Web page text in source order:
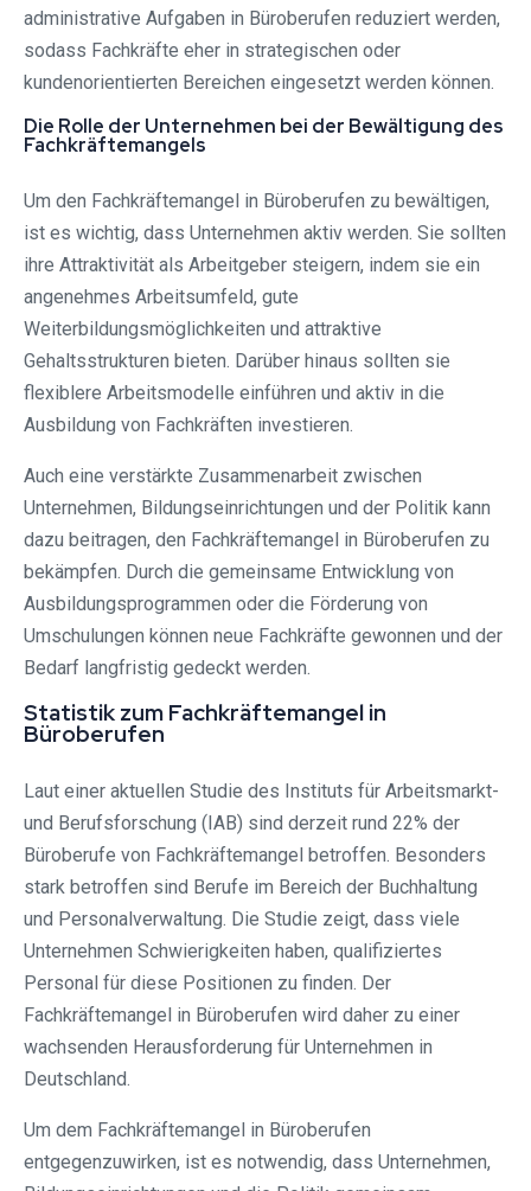
administrative Aufgaben in Büroberufen reduziert werden,
sodass Fachkräfte eher in strategischen oder
kundenorientierten Bereichen eingesetzt werden können.
Die Rolle der Unternehmen bei der Bewältigung des
Fachkräftemangels
Um den Fachkräftemangel in Büroberufen zu bewältigen,
ist es wichtig, dass Unternehmen aktiv werden. Sie sollten
ihre Attraktivität als Arbeitgeber steigern, indem sie ein
angenehmes Arbeitsumfeld, gute
Weiterbildungsmöglichkeiten und attraktive
Gehaltsstrukturen bieten. Darüber hinaus sollten sie
flexiblere Arbeitsmodelle einführen und aktiv in die
Ausbildung von Fachkräften investieren.
Auch eine verstärkte Zusammenarbeit zwischen
Unternehmen, Bildungseinrichtungen und der Politik kann
dazu beitragen, den Fachkräftemangel in Büroberufen zu
bekämpfen. Durch die gemeinsame Entwicklung von
Ausbildungsprogrammen oder die Förderung von
Umschulungen können neue Fachkräfte gewonnen und der
Bedarf langfristig gedeckt werden.
Statistik zum Fachkräftemangel in
Büroberufen
Laut einer aktuellen Studie des Instituts für Arbeitsmarkt-
und Berufsforschung (IAB) sind derzeit rund 22% der
Büroberufe von Fachkräftemangel betroffen. Besonders
stark betroffen sind Berufe im Bereich der Buchhaltung
und Personalverwaltung. Die Studie zeigt, dass viele
Unternehmen Schwierigkeiten haben, qualifiziertes
Personal für diese Positionen zu finden. Der
Fachkräftemangel in Büroberufen wird daher zu einer
wachsenden Herausforderung für Unternehmen in
Deutschland.
Um dem Fachkräftemangel in Büroberufen
entgegenzuwirken, ist es notwendig, dass Unternehmen,